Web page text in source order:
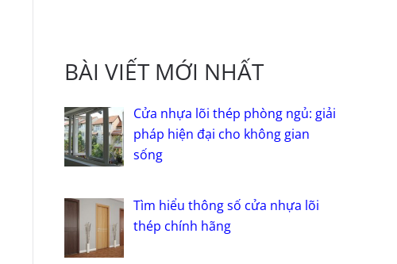
BÀI VIẾT MỚI NHẤT
Cửa nhựa lõi thép phòng ngủ: giải
pháp hiện đại cho không gian
sống
Tìm hiểu thông số cửa nhựa lõi
thép chính hãng